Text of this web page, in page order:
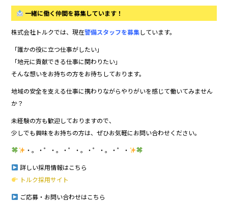
一緒に働く仲間を募集しています！
株式会社トルクでは、現在警備スタッフを募集しています。
「誰かの役に立つ仕事がしたい」
「地元に貢献できる仕事に関わりたい」
そんな想いをお持ちの方をお待ちしております。
地域の安全を支える仕事に携わりながらやりがいを感じて働いてみません
か？
未経験の方も歓迎しておりますので、
少しでも興味をお持ちの方は、ぜひお気軽にお問い合わせください。
・。・゜・。・゜・。・゜・。・゜・
詳しい採用情報はこちら
トルク採用サイト
ご応募・お問い合わせはこちら